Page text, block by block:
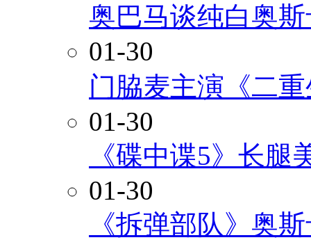
奥巴马谈纯白奥
01-30
门脇麦主演《二
01-30
《碟中谍5》长腿
01-30
《拆弹部队》奥